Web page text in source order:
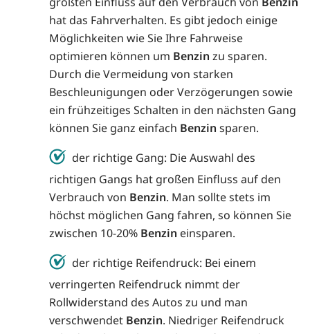
hat das Fahrverhalten. Es gibt jedoch einige
Möglichkeiten wie Sie Ihre Fahrweise
optimieren können um Benzin zu sparen.
Durch die Vermeidung von starken
Beschleunigungen oder Verzögerungen sowie
ein frühzeitiges Schalten in den nächsten Gang
können Sie ganz einfach Benzin sparen.
der richtige Gang: Die Auswahl des
richtigen Gangs hat großen Einfluss auf den
Verbrauch von Benzin. Man sollte stets im
höchst möglichen Gang fahren, so können Sie
zwischen 10-20% Benzin einsparen.
der richtige Reifendruck: Bei einem
verringerten Reifendruck nimmt der
Rollwiderstand des Autos zu und man
verschwendet Benzin. Niedriger Reifendruck